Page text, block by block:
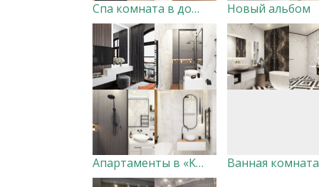
Спа комната в доме стиля Шале Новый альбом
Апартаменты в «Kleinhouse» — лофт в центре Москвы Ванная комната